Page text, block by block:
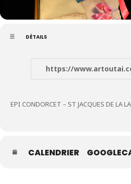
DÉTAILS
https://
EPI CONDORCET – ST JACQUES DE LA
CALENDRIER